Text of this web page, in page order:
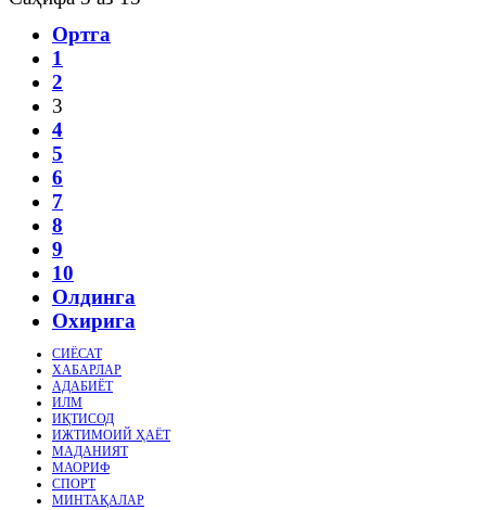
Ортга
1
2
3
4
5
6
7
8
9
10
Олдинга
Охирига
СИЁСАТ
ХАБАРЛАР
АДАБИЁТ
ИЛМ
ИҚТИСОД
ИЖТИМОИЙ ҲАЁТ
МАДАНИЯТ
МАОРИФ
СПОРТ
МИНТАҚАЛАР